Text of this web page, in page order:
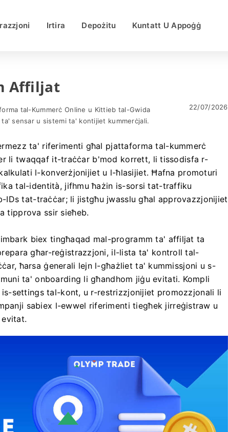
Irtira Depożitu Kuntatt U Appoġġ
Affiljat
tal-Kummerċ Online u Kittieb tal-Gwida
sensar u sistemi ta' kontijiet kummerċjali.
22/07/2026
ta' riferimenti għal pjattaforma tal-kummerċ
li twaqqaf it-traċċar b'mod korrett, li tissodisfa r-
l-konverżjonijiet u l-ħlasijiet. Ħafna promoturi
tal-identità, jifhmu ħażin is-sorsi tat-traffiku
IDs tat-traċċar; li jistgħu jwasslu għal approvazzjonijiet
tipprova ssir sieħeb.
biex tingħaqad mal-programm ta' affiljat ta
għar-reġistrazzjoni, il-lista ta' kontroll tal-
ħarsa ġenerali lejn l-għażliet ta' kummissjoni u s-
ta' onboarding li għandhom jiġu evitati. Kompli
settings tal-kont, u r-restrizzjonijiet promozzjonali li
sabiex l-ewwel riferimenti tiegħek jirreġistraw u